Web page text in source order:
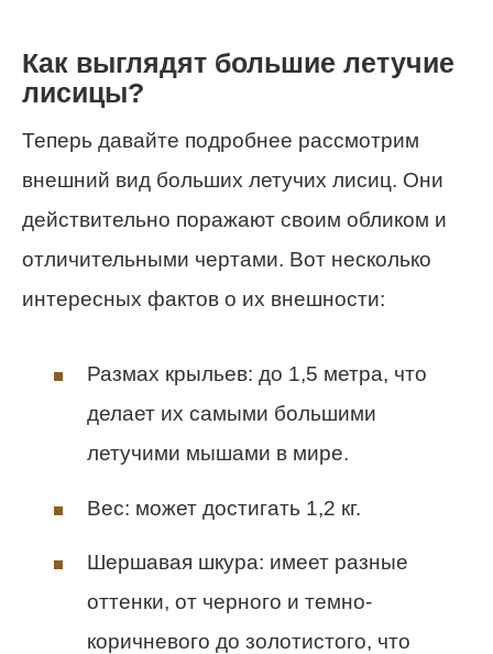
Как выглядят большие летучие
лисицы?
Теперь давайте подробнее рассмотрим
внешний вид больших летучих лисиц. Они
действительно поражают своим обликом и
отличительными чертами. Вот несколько
интересных фактов о их внешности:
Размах крыльев: до 1,5 метра, что
делает их самыми большими
летучими мышами в мире.
Вес: может достигать 1,2 кг.
Шершавая шкура: имеет разные
оттенки, от черного и темно-
коричневого до золотистого, что